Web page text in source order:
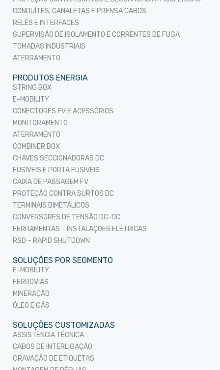
CONDUÍTES, CANALETAS E PRENSA CABOS
RELÉS E INTERFACES
SUPERVISÃO DE ISOLAMENTO E CORRENTES DE FUGA
TOMADAS INDUSTRIAIS
ATERRAMENTO
PRODUTOS ENERGIA
STRING BOX
E-MOBILITY
CONECTORES FV E ACESSÓRIOS
MONITORAMENTO
ATERRAMENTO
COMBINER BOX
CHAVES SECCIONADORAS DC
FUSIVEIS E PORTA FUSIVEIS
CAIXA DE PASSAGEM FV
PROTEÇÃO CONTRA SURTOS DC
TERMINAIS BIMETÁLICOS
CONVERSORES DE TENSÃO DC-DC
FERRAMENTAS – INSTALAÇÕES ELÉTRICAS
RSD – RAPID SHUTDOWN
SOLUÇÕES POR SEGMENTO
E-MOBILITY
FERROVIAS
MINERAÇÃO
ÓLEO E GÁS
SOLUÇÕES CUSTOMIZADAS
ASSISTÊNCIA TÉCNICA
CABOS DE INTERLIGAÇÃO
GRAVAÇÃO DE ETIQUETAS